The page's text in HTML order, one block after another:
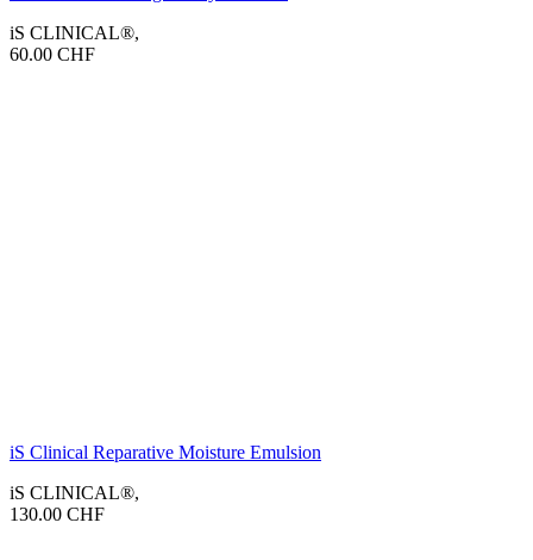
iS CLINICAL®,
60.00 CHF
iS Clinical Reparative Moisture Emulsion
iS CLINICAL®,
130.00 CHF